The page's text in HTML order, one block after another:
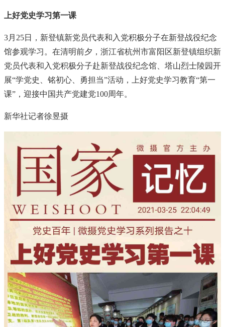
上好党史学习第一课
3月25日，新登镇新党员代表和入党积极分子在新登战役纪念
馆参观学习。在清明前夕，浙江省杭州市富阳区新登镇组织新
党员代表和入党积极分子赴新登战役纪念馆、塔山烈士陵园开
展“学党史、铭初心、勇担当”活动，上好党史学习教育“第一
课”，迎接中国共产党建党100周年。
新华社记者徐昱摄